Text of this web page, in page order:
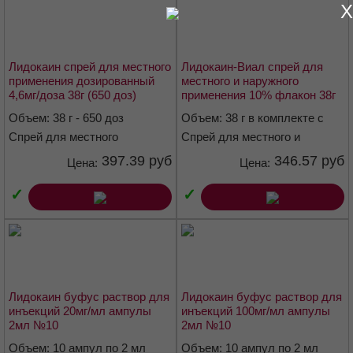
От белого до светло жёлтого цвета полимерный адгезивный
(липкий) материал со слабым характерным запахом, равномерно
распределённый на одной стороне нетканого материала и
закрытый пластиковой пленкой. На нетканом материале
Фармакотерапевтическая группа
Местноанестезирующее средство
Код АТХ
Фармакологические свойства
Фармакодинамика
Лидокаин спрей для местного
применения дозированный
4,6мг/доза 38г (650 доз)
Объем: 38 г - 650 доз
Спрей для местного
Цена: 397.39 руб
✓
Лидокаин-Виал спрей для
местного и наружного
применения 10% флакон 38г
Объем: 38 г в комплекте с
насадкой-распылителем
Спрей для местного и
Цена: 346.57 руб
✓
Лидокаин буфус раствор для
инъекций 20мг/мл ампулы
2мл №10
Объем: 10 ампул по 2 мл
Лидокаин буфус раствор для
инъекций 100мг/мл ампулы
2мл №10
Объем: 10 ампул по 2 мл
X